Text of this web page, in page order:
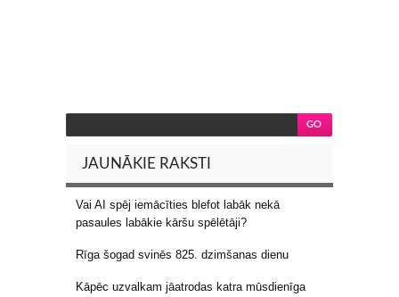
JAUNĀKIE RAKSTI
Vai AI spēj iemācīties blefot labāk nekā
pasaules labākie kāršu spēlētāji?
Rīga šogad svinēs 825. dzimšanas dienu
Kāpēc uzvalkam jāatrodas katra mūsdienīga